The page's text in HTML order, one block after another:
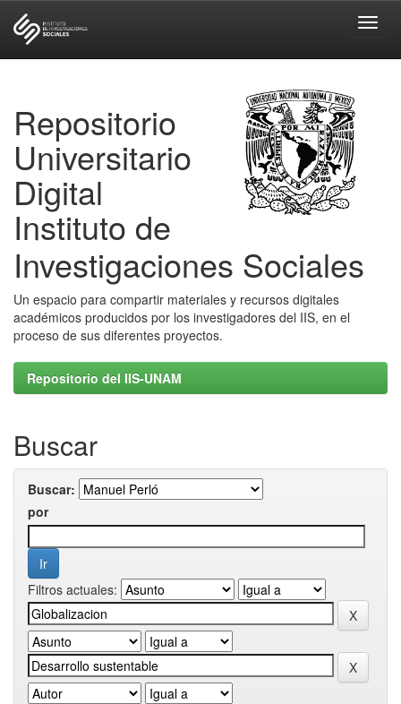
Repositorio
Universitario
Digital
Instituto de
Investigaciones Sociales
Un espacio para compartir materiales y recursos digitales
académicos producidos por los investigadores del IIS, en el
proceso de sus diferentes proyectos.
Repositorio del IIS-UNAM
Buscar
Buscar:
por
Filtros actuales: